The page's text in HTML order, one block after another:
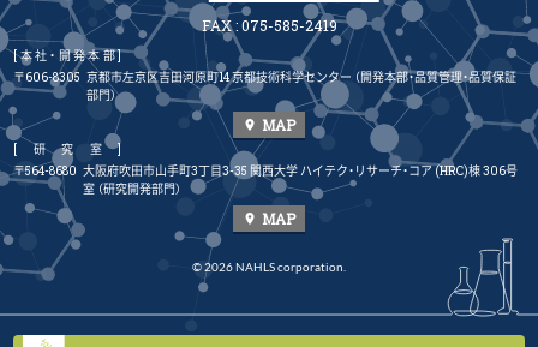
FAX : 075-585-2419
[本社・開発本部]
〒606-8305 京都市左京区吉田河原町14 京都技術科学センター （開発本部・品質管理・品質保証
部門）
place MAP
[研究室]
〒564-8680 大阪府吹田市山手町3丁目3-35 関西大学 ハイテク・リサーチ・コア (HRC)棟 306号
室 （研究開発部門）
place MAP
© 2026 NAHLS corporation.